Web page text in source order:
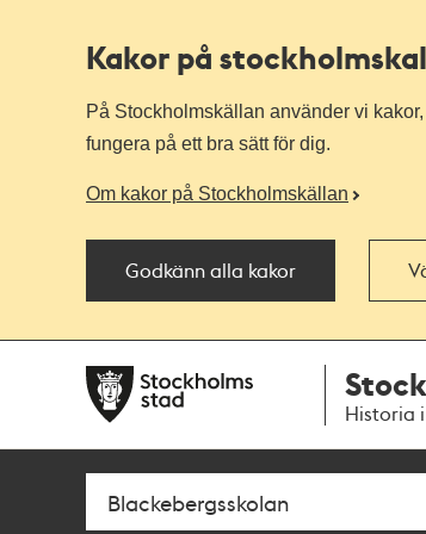
Kakor på
På Stockholmskällan använder vi
fungera på ett bra sätt för dig.
Om kakor på Stockholmskällan
Godkänn alla kakor
navigationen
huvudinnehållet
Historia
Sök